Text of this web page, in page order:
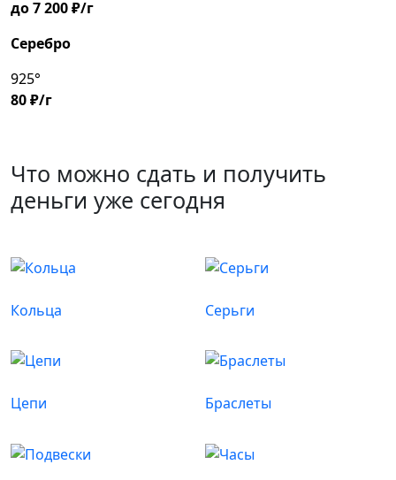
до 7 200 ₽/г
Серебро
925°
80 ₽/г
Что можно сдать и получить
деньги уже сегодня
Кольца Серьги
Цепи Браслеты